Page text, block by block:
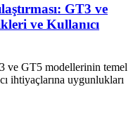
GT3 ve
ve Kullanıcı
ve GT5 modellerinin temel
ihtiyaçlarına uygunlukları